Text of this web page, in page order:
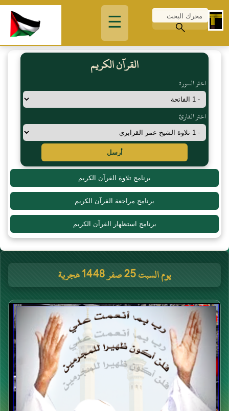
☰
القرآن الكريم
اختر السورة
اختر القارئ
أرسل
برنامج تلاوة القرآن الكريم
برنامج مراجعة القرآن الكريم
برنامج استظهار القرآن الكريم
يوم السبت 25 صفر 1448 هجرية